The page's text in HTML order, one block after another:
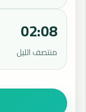
02:08
منتصف الليل